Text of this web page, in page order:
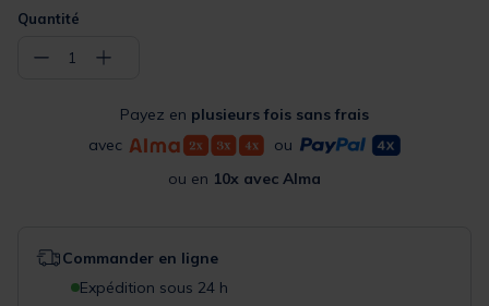
Quantité
− 1 +
Payez en plusieurs fois sans frais
avec
ou
ou en 10x avec Alma
Commander en ligne
Expédition sous 24 h